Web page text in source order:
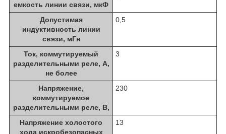
емкость линии связи, мкФ
Допустимая
индуктивность линии
связи, мГн
0,5
Ток, коммутируемый
разделительными реле, А,
не более
3
Напряжение,
коммутируемое
разделительными реле, В,
230
Напряжение холостого
хода искробезопасных
13